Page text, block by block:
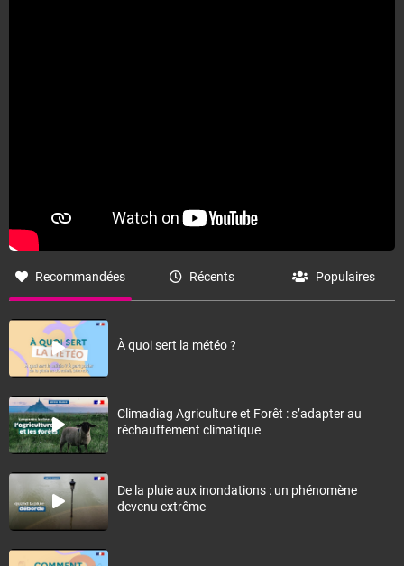
Recommandées Récents Populaires
À quoi sert la météo ?
Climadiag Agriculture et Forêt : s’adapter au
réchauffement climatique
De la pluie aux inondations : un phénomène
devenu extrême